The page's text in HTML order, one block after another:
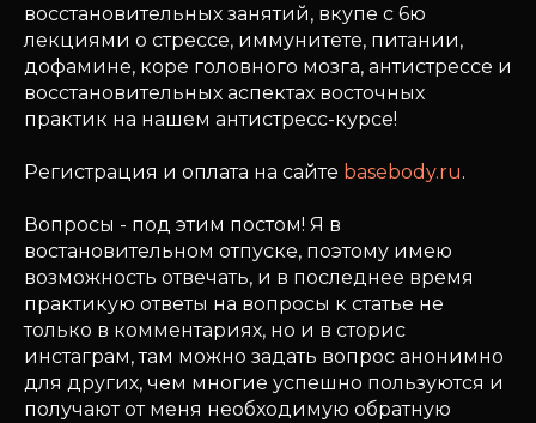
восстановительных занятий, вкупе с 6ю
лекциями о стрессе, иммунитете, питании,
дофамине, коре головного мозга, антистрессе и
восстановительных аспектах восточных
практик на нашем антистресс-курсе!
Регистрация и оплата на сайте basebody.ru.
Вопросы - под этим постом! Я в
востановительном отпуске, поэтому имею
возможность отвечать, и в последнее время
практикую ответы на вопросы к статье не
только в комментариях, но и в сторис
инстаграм, там можно задать вопрос анонимно
для других, чем многие успешно пользуются и
получают от меня необходимую обратную